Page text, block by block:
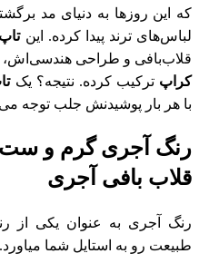
که این روزها به دنیای مد
لباس‌های ترند پیدا کرده. این
قلاب‌بافی و طراحی
کراپ ترکیب کرده. نتیجه؟ یک
با هر بار پوشیدنش جلب توجه
رنگ آجری گرم و
قلاب‌ بافی آجری
رنگ آجری به عنوان یکی از
طبیعت رو به استایل شما میاورد.